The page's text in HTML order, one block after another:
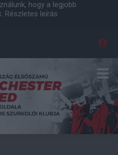
hogy a legjobb
Részletes leírás